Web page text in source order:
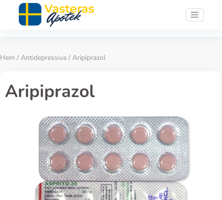
Hem / Antidepressiva / Aripiprazol
Aripiprazol